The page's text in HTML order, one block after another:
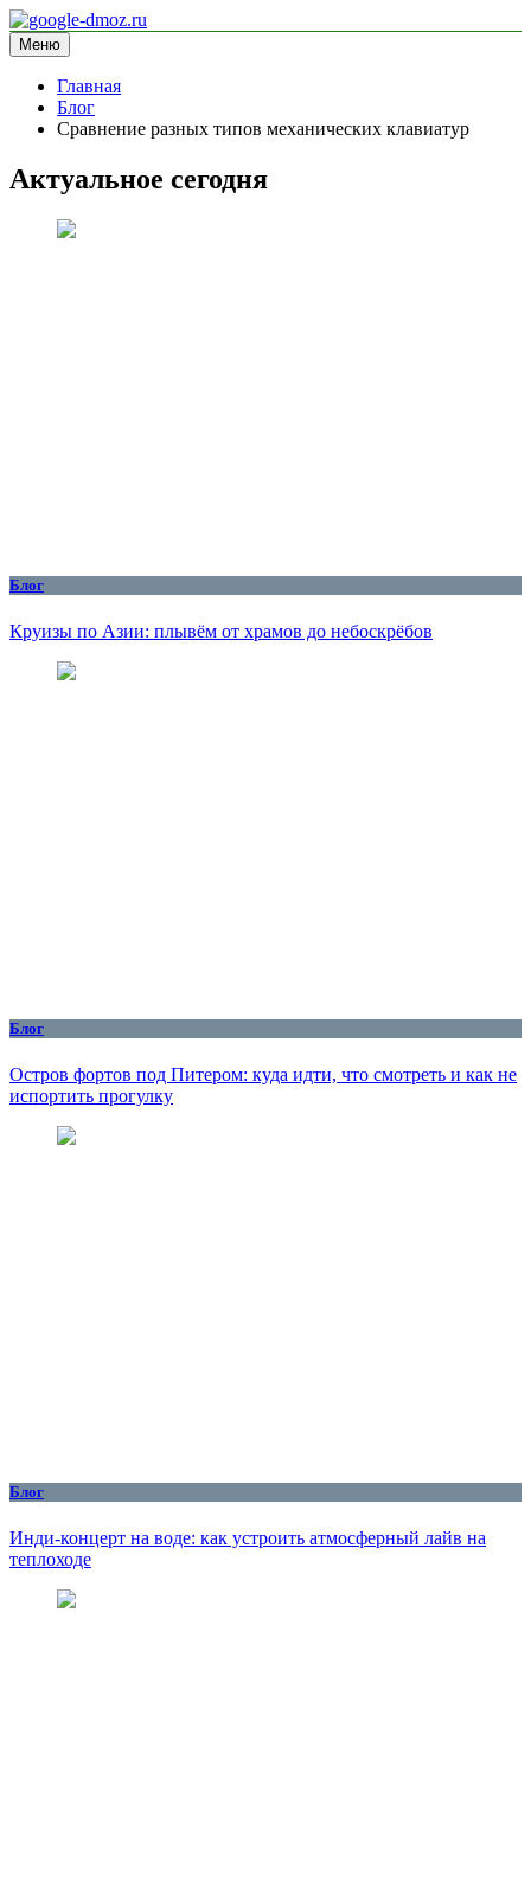
Перейти
к
содержимому
google-dmoz.ru
информационный сайт
Меню
Главная
Блог
Сравнение разных типов механических клавиатур
Актуальное сегодня
Блог
Круизы по Азии: плывём от храмов до небоскрёбов
Блог
Остров фортов под Питером: куда идти, что смотреть и как не
испортить прогулку
Блог
Инди-концерт на воде: как устроить атмосферный лайв на
теплоходе